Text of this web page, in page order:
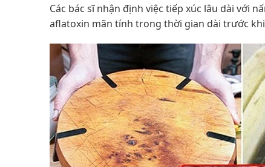
Các bác sĩ nhận định việc tiếp xúc lâu dài với
aflatoxin mãn tính trong thời gian dài trước